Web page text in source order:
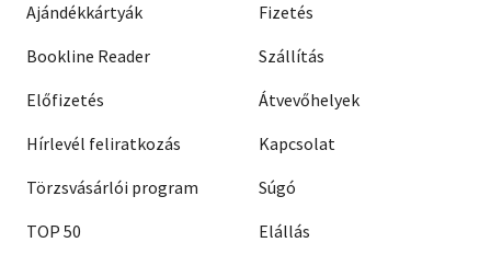
Ajándékkártyák
Bookline Reader
Előfizetés
Hírlevél feliratkozás
Törzsvásárlói program
TOP 50
Fizetés
Szállítás
Átvevőhelyek
Kapcsolat
Súgó
Elállás